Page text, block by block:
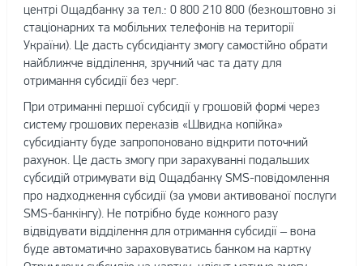
центрі Ощадбанку за тел.: 0 800 210 800 (безкоштовно зі
стаціонарних та мобільних телефонів на території
України). Це дасть субсидіанту змогу самостійно обрати
найближче відділення, зручний час та дату для
отримання субсидії без черг.
При отриманні першої субсидії у грошовій формі через
систему грошових переказів «Швидка копійка»
субсидіанту буде запропоновано відкрити поточний
рахунок. Це дасть змогу при зарахуванні подальших
субсидій отримувати від Ощадбанку SMS-повідомлення
про надходження субсидії (за умови активованої послуги
SMS-банкінгу). Не потрібно буде кожного разу
відвідувати відділення для отримання субсидії – вона
буде автоматично зараховуватись банком на картку